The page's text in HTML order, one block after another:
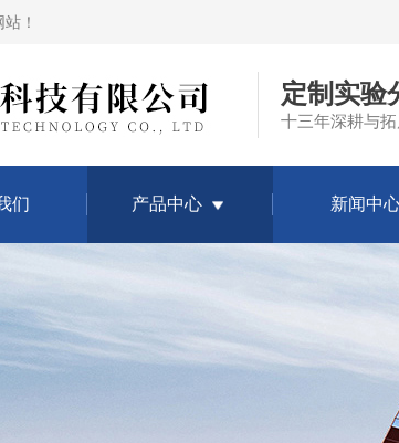
站 ！
定制实验
十三年深耕与
们 产品中心 新闻中